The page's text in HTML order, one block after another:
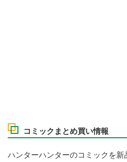
コミックまとめ買い情報
ハンターハンターのコミックを